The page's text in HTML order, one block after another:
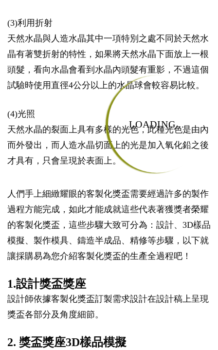
LOADING...
(3)利用折射
天然水晶與人造水晶其中一項特別之處不同於天然水
晶有著雙折射的特性，如果將天然水晶下面放上一根
頭髮，看向水晶會看到水晶內頭髮有重影，不過這個
試驗時使用直徑4公分以上的水晶球會較容易比較。
(4)光照
天然水晶的裂面上具有多樣的光色，此種光色是由內
而外發出，而人造水晶切面上的光是加入氧化鉛之後
才具有，只會呈現於表面上。
人們手上細緻耀眼的客製化獎盃需要經過許多的製作
過程方能完成，如此才能成就這些代表著獲獎者榮耀
的客製化獎盃，這些步驟大致可分為：設計、3D樣品
模擬、製作模具、鑄造半成品、精修等步驟，以下就
讓採購易為您介紹客製化獎盃的生產全過程吧！
1.設計獎盃獎座
設計師依據客製化獎盃訂製需求設計在設計稿上呈現
獎盃各部分及角度細節。
2. 獎盃獎座3D樣品模擬